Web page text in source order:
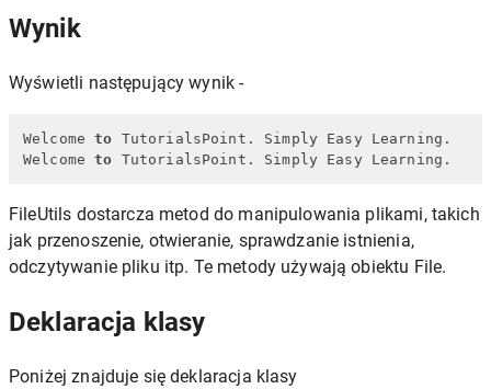
Wynik
Wyświetli następujący wynik -
Welcome to TutorialsPoint. Simply Easy Learning.
Welcome to TutorialsPoint. Simply Easy Learning.
FileUtils dostarcza metod do manipulowania plikami, takich
jak przenoszenie, otwieranie, sprawdzanie istnienia,
odczytywanie pliku itp. Te metody używają obiektu File.
Deklaracja klasy
Poniżej znajduje się deklaracja klasy